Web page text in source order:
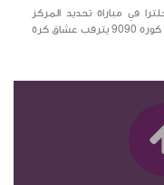
في مباراة تحديد المركز
الثالث بكأس العالم عبر موقع كوره 9090 يترقب عشاق كرة